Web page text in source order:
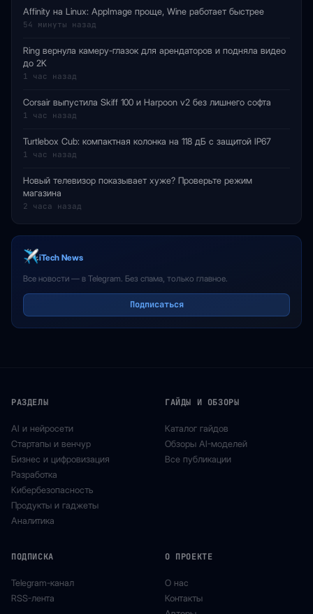
Affinity на Linux: AppImage проще, Wine работает быстрее
54 минуты назад
Ring вернула камеру-глазок для арендаторов и подняла видео
до 2K
1 час назад
Corsair выпустила Skiff 100 и Harpoon v2 без лишнего софта
1 час назад
Turtlebox Cub: компактная колонка на 118 дБ с защитой IP67
1 час назад
Новый телевизор показывает хуже? Проверьте режим
магазина
2 часа назад
iTech News
Все новости — в Telegram. Без спама, только главное.
Подписаться
РАЗДЕЛЫ
AI и нейросети
Стартапы и венчур
Бизнес и цифровизация
Разработка
Кибербезопасность
Продукты и гаджеты
Аналитика
ГАЙДЫ И ОБЗОРЫ
Каталог гайдов
Обзоры AI-моделей
Все публикации
ПОДПИСКА
Telegram-канал
RSS-лента
О ПРОЕКТЕ
О нас
Контакты